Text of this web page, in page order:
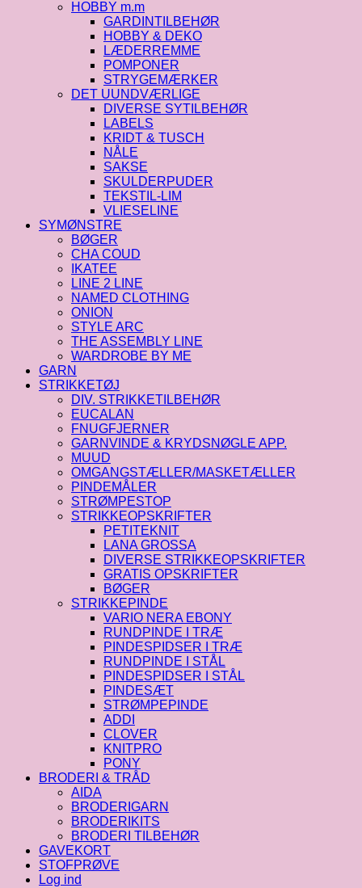
HOBBY m.m
GARDINTILBEHØR
HOBBY & DEKO
LÆDERREMME
POMPONER
STRYGEMÆRKER
DET UUNDVÆRLIGE
DIVERSE SYTILBEHØR
LABELS
KRIDT & TUSCH
NÅLE
SAKSE
SKULDERPUDER
TEKSTIL-LIM
VLIESELINE
SYMØNSTRE
BØGER
CHA COUD
IKATEE
LINE 2 LINE
NAMED CLOTHING
ONION
STYLE ARC
THE ASSEMBLY LINE
WARDROBE BY ME
GARN
STRIKKETØJ
DIV. STRIKKETILBEHØR
EUCALAN
FNUGFJERNER
GARNVINDE & KRYDSNØGLE APP.
MUUD
OMGANGSTÆLLER/MASKETÆLLER
PINDEMÅLER
STRØMPESTOP
STRIKKEOPSKRIFTER
PETITEKNIT
LANA GROSSA
DIVERSE STRIKKEOPSKRIFTER
GRATIS OPSKRIFTER
BØGER
STRIKKEPINDE
VARIO NERA EBONY
RUNDPINDE I TRÆ
PINDESPIDSER I TRÆ
RUNDPINDE I STÅL
PINDESPIDSER I STÅL
PINDESÆT
STRØMPEPINDE
ADDI
CLOVER
KNITPRO
PONY
BRODERI & TRÅD
AIDA
BRODERIGARN
BRODERIKITS
BRODERI TILBEHØR
GAVEKORT
STOFPRØVE
Log ind